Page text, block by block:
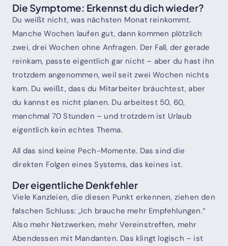
Die Symptome: Erkennst du dich wieder?
Du weißt nicht, was nächsten Monat reinkommt.
Manche Wochen laufen gut, dann kommen plötzlich
zwei, drei Wochen ohne Anfragen. Der Fall, der gerade
reinkam, passte eigentlich gar nicht – aber du hast ihn
trotzdem angenommen, weil seit zwei Wochen nichts
kam. Du weißt, dass du Mitarbeiter bräuchtest, aber
du kannst es nicht planen. Du arbeitest 50, 60,
manchmal 70 Stunden – und trotzdem ist Urlaub
eigentlich kein echtes Thema.
All das sind keine Pech-Momente. Das sind die
direkten Folgen eines Systems, das keines ist.
Der eigentliche Denkfehler
Viele Kanzleien, die diesen Punkt erkennen, ziehen den
falschen Schluss: „Ich brauche mehr Empfehlungen.“
Also mehr Netzwerken, mehr Vereinstreffen, mehr
Abendessen mit Mandanten. Das klingt logisch – ist